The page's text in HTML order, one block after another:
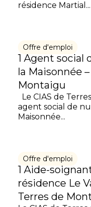
résidence Martial...
Offre d'emploi
1 Agent social
la Maisonnée
Montaigu
Le CIAS de
agent social de
Maisonnée...
Offre d'emploi
1 Aide-
résidence Le
Terres de